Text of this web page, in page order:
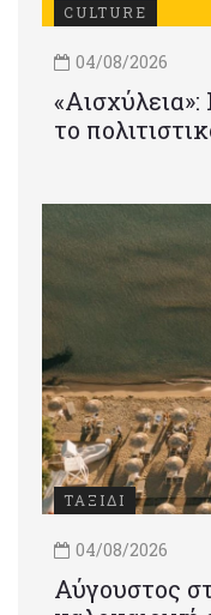
CULTURE
04/08/2026
το
ΤΑΞΙΔΙ
04/08/2026
Αύγουστος